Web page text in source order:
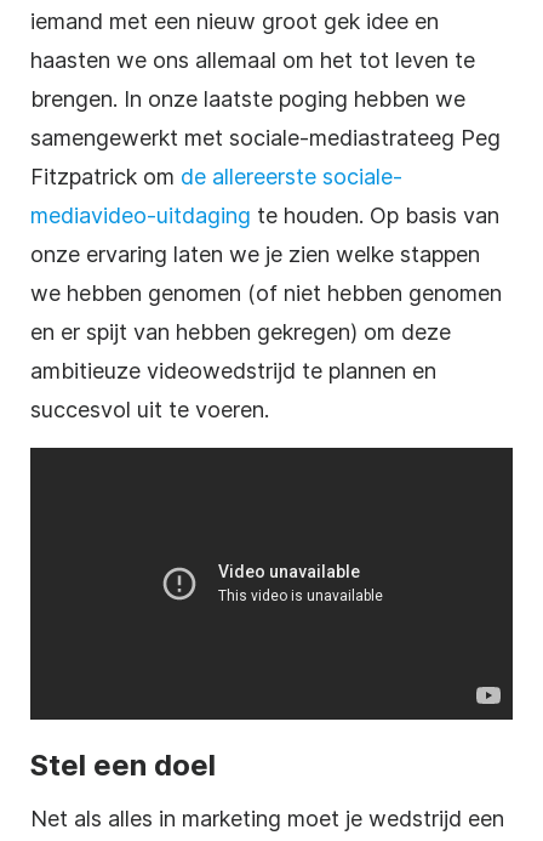
iemand met een nieuw groot gek idee en
haasten we ons allemaal om het tot leven te
brengen. In onze laatste poging hebben we
samengewerkt met sociale-mediastrateeg Peg
Fitzpatrick om de allereerste sociale-
mediavideo-uitdaging te houden. Op basis van
onze ervaring laten we je zien welke stappen
we hebben genomen (of niet hebben genomen
en er spijt van hebben gekregen) om deze
ambitieuze videowedstrijd te plannen en
succesvol uit te voeren.
Stel een doel
Net als alles in marketing moet je wedstrijd een